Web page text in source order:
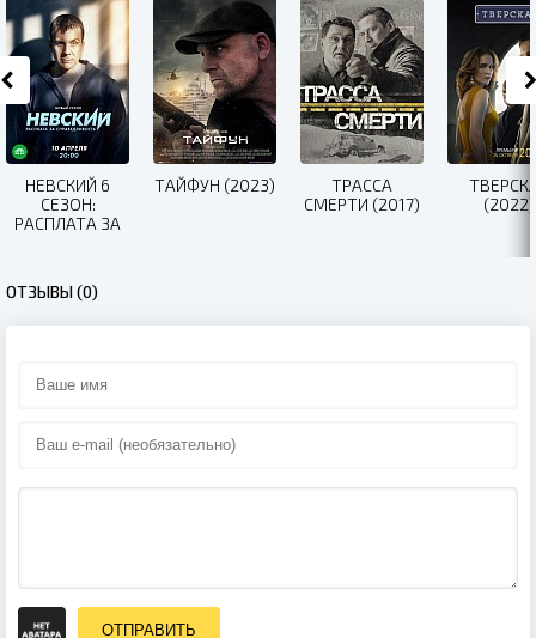
НЕВСКИЙ 6
СЕЗОН:
РАСПЛАТА ЗА
ТАЙФУН (2023)
ТРАССА
СМЕРТИ (2017)
(2022)
ОТЗЫВЫ (0)
ОТПРАВИТЬ